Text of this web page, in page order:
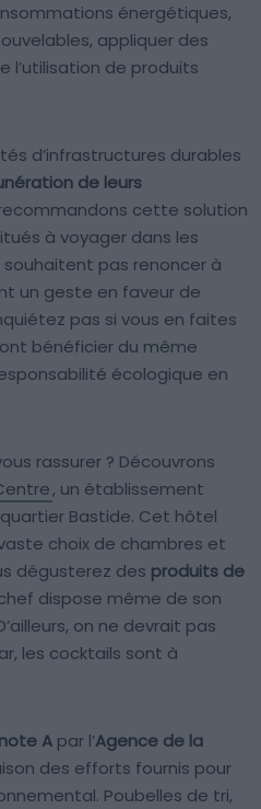
énergétiques,
appliquer des
l’utilisation de produits
d’infrastructures durables
de leurs
cette solution
à voyager dans les
pas renoncer à
un geste en faveur de
pas si vous en faites
bénéficier du même
écologique en
rassurer ? Découvrons
, un établissement
Bastide. Cet hôtel
choix de chambres et
dégusterez des produits de
dispose même de son
on ne devrait pas
les cocktails sont à
note A par l’Agence de la
des efforts fournis pour
Poubelles de tri,